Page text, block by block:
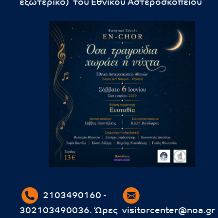
εξωτερικό) του Εθνικού Αστεροσκοπείου
2103490160 -
302103490036. Ώρες visitorcenter@noa.gr